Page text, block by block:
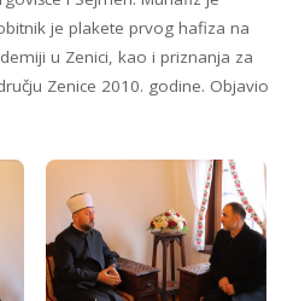
je plakete prvog hafiza na
u Zenici, kao i priznanja za
Zenice 2010. godine. Objavio